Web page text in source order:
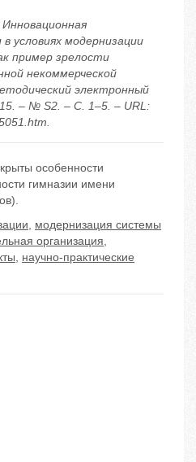
условиях модернизации
пример зрелости
некоммерческой
электронный
– № S2. – С. 1–5. – URL:
особенности
гимназии имени
, модернизация системы
организация,
, научно-практические